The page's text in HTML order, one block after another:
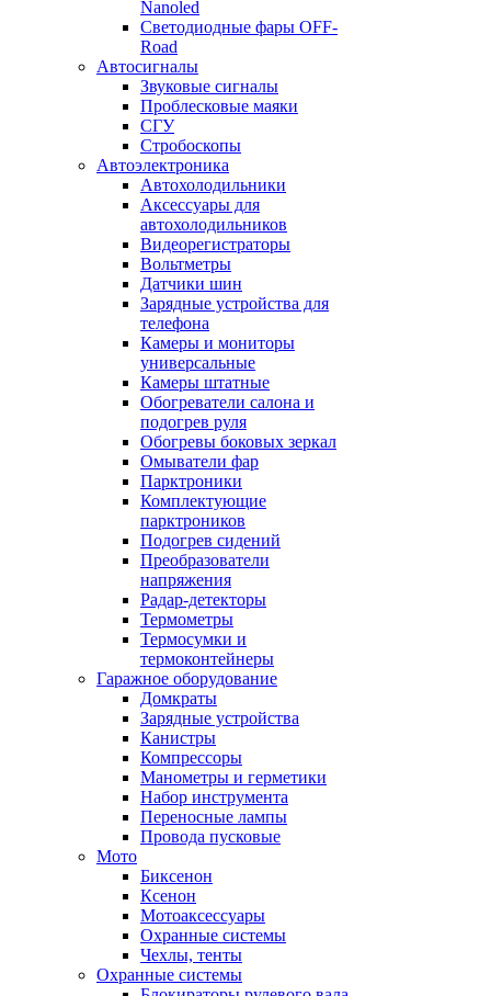
Nanoled
Светодиодные фары OFF-
Road
Автосигналы
Звуковые сигналы
Проблесковые маяки
СГУ
Стробоскопы
Автоэлектроника
Автохолодильники
Аксессуары для
автохолодильников
Видеорегистраторы
Вольтметры
Датчики шин
Зарядные устройства для
телефона
Камеры и мониторы
универсальные
Камеры штатные
Обогреватели салона и
подогрев руля
Обогревы боковых зеркал
Омыватели фар
Парктроники
Комплектующие
парктроников
Подогрев сидений
Преобразователи
напряжения
Радар-детекторы
Термометры
Термосумки и
термоконтейнеры
Гаражное оборудование
Домкраты
Зарядные устройства
Канистры
Компрессоры
Манометры и герметики
Набор инструмента
Переносные лампы
Провода пусковые
Мото
Биксенон
Ксенон
Мотоаксессуары
Охранные системы
Чехлы, тенты
Охранные системы